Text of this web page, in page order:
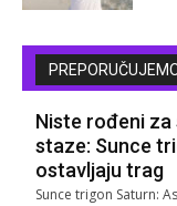
Niste rođeni za
staze: Sunce
ostavljaju trag
Sunce trigon Saturn: